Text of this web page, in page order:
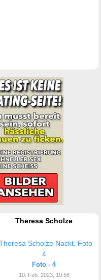
Theresa Scholze
Foto - 4
10. Feb. 2023, 10:58